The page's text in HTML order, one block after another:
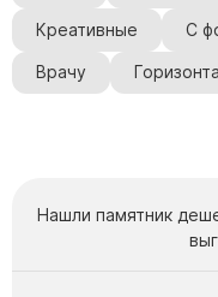
Креативные С
Врачу
Нашли памятник